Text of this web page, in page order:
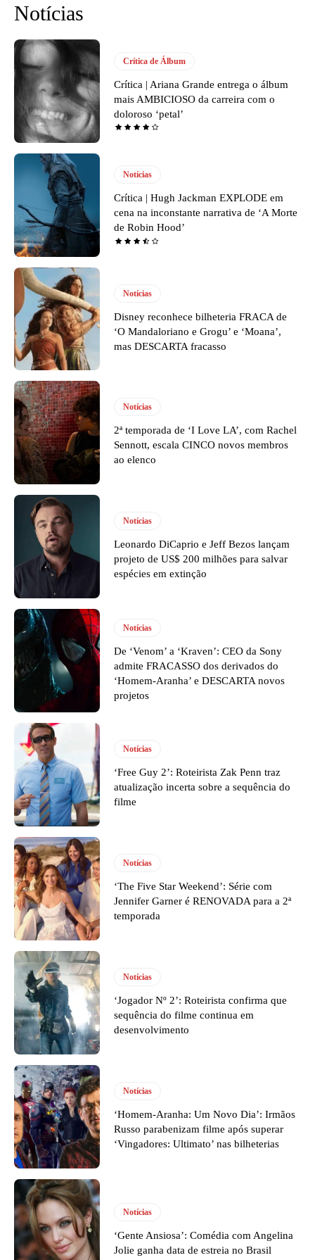
Notícias
Crítica de Álbum
Crítica | Ariana Grande entrega o álbum
mais AMBICIOSO da carreira com o
doloroso ‘petal’
Notícias
Crítica | Hugh Jackman EXPLODE em
cena na inconstante narrativa de ‘A Morte
de Robin Hood’
Notícias
Disney reconhece bilheteria FRACA de
‘O Mandaloriano e Grogu’ e ‘Moana’,
mas DESCARTA fracasso
Notícias
2ª temporada de ‘I Love LA’, com Rachel
Sennott, escala CINCO novos membros
ao elenco
Notícias
Leonardo DiCaprio e Jeff Bezos lançam
projeto de US$ 200 milhões para salvar
espécies em extinção
Notícias
De ‘Venom’ a ‘Kraven’: CEO da Sony
admite FRACASSO dos derivados do
‘Homem-Aranha’ e DESCARTA novos
projetos
Notícias
‘Free Guy 2’: Roteirista Zak Penn traz
atualização incerta sobre a sequência do
filme
Notícias
‘The Five Star Weekend’: Série com
Jennifer Garner é RENOVADA para a 2ª
temporada
Notícias
‘Jogador Nº 2’: Roteirista confirma que
sequência do filme continua em
desenvolvimento
Notícias
‘Homem-Aranha: Um Novo Dia’: Irmãos
Russo parabenizam filme após superar
‘Vingadores: Ultimato’ nas bilheterias
Notícias
‘Gente Ansiosa’: Comédia com Angelina
Jolie ganha data de estreia no Brasil